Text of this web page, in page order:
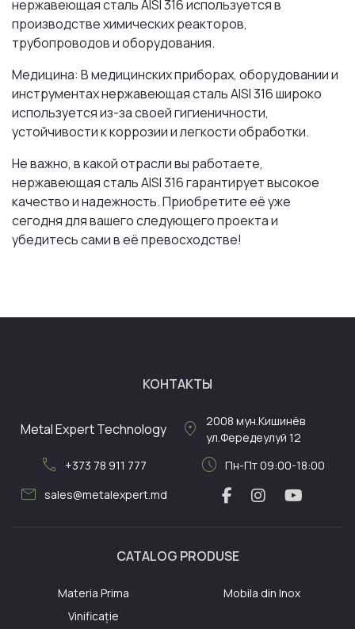
нержавеющая сталь AISI 316 используется в
производстве химических реакторов,
трубопроводов и оборудования.
Медицина: В медицинских приборах, оборудовании и
инструментах нержавеющая сталь AISI 316 широко
используется из-за своей гигиеничности,
устойчивости к коррозии и легкости обработки.
Не важно, в какой отрасли вы работаете,
нержавеющая сталь AISI 316 гарантирует высокое
качество и надежность. Приобретите её уже
сегодня для вашего следующего проекта и
убедитесь сами в её превосходстве!
КОНТАКТЫ
Metal Expert Technology location_on 2008 мун.Кишинёв
ул.Фередеулуй 12
call +373 78 911 777 schedule Пн-Пт 09:00-18:00
mail sales@metalexpert.md
CATALOG PRODUSE
Materia Prima
Mobila din Inox
Vinificație